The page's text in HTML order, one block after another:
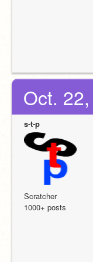
Oct.
s-t-p
Scratcher
1000+ posts